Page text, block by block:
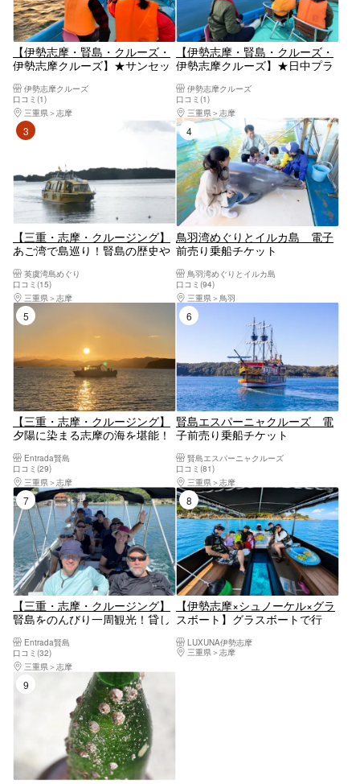
【伊勢志摩・賢島・クルーズ・
伊勢志摩クルーズ】★サンセッ
ふるさと英虞湾をご案内しま
す！小学生から参加OK！1名か
らでも参加OK！
伊勢志摩クルーズ
口コミ(1)
三重県
志摩
【伊勢志摩・賢島・クルーズ・
伊勢志摩クルーズ】★日中プラ
OK※ご予約は２名様から承って
おります。※貸し切りプランは
お電話にてご予約承っておりま
す。
伊勢志摩クルーズ
口コミ(1)
三重県
志摩
【三重・志摩・クルージング】
あご湾で島巡り！賢島の歴史や
な解説もお楽しみください。フ
ァミリーにおすすめ！未就学児
無料！＜乗合船＞
英虞湾島めぐり
口コミ(15)
三重県
志摩
4位
鳥羽湾めぐりとイルカ島 電子
前売り乗船チケット
鳥羽湾めぐりとイルカ島
口コミ(94)
三重県
鳥羽
【三重・志摩・クルージング】
夕陽に染まる志摩の海を堪能！
Entrada賢島
口コミ(29)
三重県
志摩
賢島エスパーニャクルーズ 電
子前売り乗船チケット
賢島エスパーニャクルーズ
口コミ(81)
三重県
志摩
7位
【三重・志摩・クルージング】
賢島をのんびり一周観光！貸し
Entrada賢島
口コミ(32)
三重県
志摩
8位
【伊勢志摩×シュノーケル×グラ
スボート】グラスボートで行
LUXUNA伊勢志摩
三重県
志摩